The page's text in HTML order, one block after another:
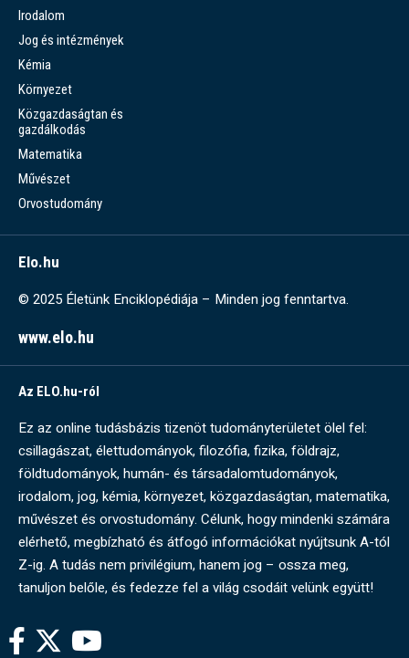
Irodalom
Jog és intézmények
Kémia
Környezet
Közgazdaságtan és
gazdálkodás
Matematika
Művészet
Orvostudomány
Elo.hu
© 2025 Életünk Enciklopédiája – Minden jog fenntartva.
www.elo.hu
Az ELO.hu-ról
Ez az online tudásbázis tizenöt tudományterületet ölel fel:
csillagászat, élettudományok, filozófia, fizika, földrajz,
földtudományok, humán- és társadalomtudományok,
irodalom, jog, kémia, környezet, közgazdaságtan, matematika,
művészet és orvostudomány. Célunk, hogy mindenki számára
elérhető, megbízható és átfogó információkat nyújtsunk A-tól
Z-ig. A tudás nem privilégium, hanem jog – ossza meg,
tanuljon belőle, és fedezze fel a világ csodáit velünk együtt!